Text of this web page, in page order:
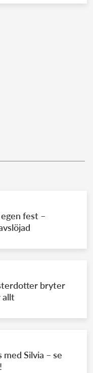
fest –
bryter
allt
Silvia – se